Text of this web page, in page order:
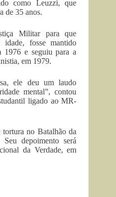
como Leuzzi, que
de 35 anos.
Militar para que
fosse mantido
e seguiu para a
em 1979.
ele deu um laudo
mental”, contou
ligado ao MR-
tortura no Batalhão da
depoimento será
da Verdade, em